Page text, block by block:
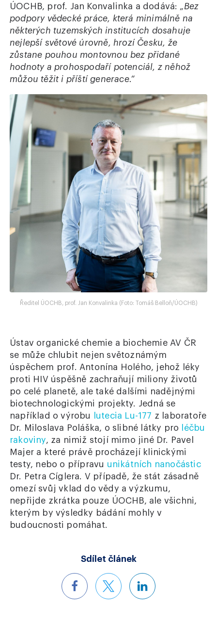
ÚOCHB, prof. Jan Konvalinka a dodává: „Bez
podpory vědecké práce, která minimálně na
některých tuzemských institucích dosahuje
nejlepší světové úrovně, hrozí Česku, že
zůstane pouhou montovnou bez přidané
hodnoty a prohospodaří potenciál, z něhož
můžou těžit i příští generace.“
Ředitel ÚOCHB, prof. Jan Konvalinka (Foto: Tomáš Belloň/ÚOCHB)
Ústav organické chemie a biochemie AV ČR
se může chlubit nejen světoznámým
úspěchem prof. Antonína Holého, jehož léky
proti HIV úspěšně zachraňují miliony životů
po celé planetě, ale také dalšími nadějnými
biotechnologickými projekty. Jedná se
například o výrobu
lutecia Lu-177 z laboratoře
Dr. Miloslava Poláška, o slibné látky pro
léčbu
rakoviny, za nimiž stojí mimo jiné Dr. Pavel
Majer a které právě procházejí klinickými
testy, nebo o přípravu unikátních nanočástic
Dr. Petra Cíglera. V případě, že stát zásadně
omezí svůj vklad do vědy a výzkumu,
nepřijde zkrátka pouze ÚOCHB, ale všichni,
kterým by výsledky bádání mohly v
budoucnosti pomáhat.
Sdílet článek